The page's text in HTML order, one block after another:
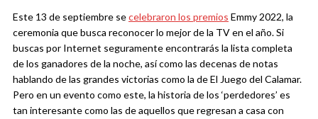
Este 13 de septiembre secelebraron los premios Emmy 2022, la
ceremonia que busca reconocer lo mejor de la TV en el año. Si
buscas por Internet seguramente encontrarás la lista completa
de los ganadores de la noche, así como las decenas de notas
hablando de las grandes victorias como la de El Juego del Calamar.
Pero en un evento como este, la historia de los ‘perdedores’ es
tan interesante como las de aquellos que regresan a casa con